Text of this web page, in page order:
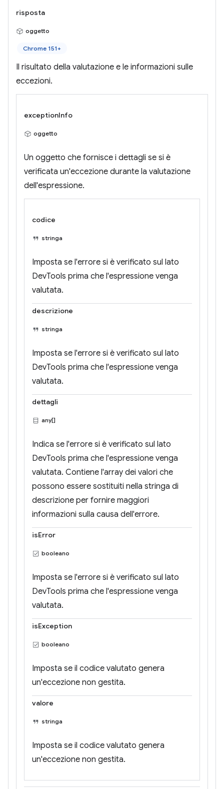
risposta
oggetto
Chrome 151+
Il risultato della valutazione e le informazioni sulle
eccezioni.
exceptionInfo
oggetto
Un oggetto che fornisce i dettagli se si è
verificata un'eccezione durante la valutazione
dell'espressione.
codice
stringa
Imposta se l'errore si è verificato sul lato
DevTools prima che l'espressione venga
valutata.
descrizione
stringa
Imposta se l'errore si è verificato sul lato
DevTools prima che l'espressione venga
valutata.
dettagli
any[]
Indica se l'errore si è verificato sul lato
DevTools prima che l'espressione venga
valutata. Contiene l'array dei valori che
possono essere sostituiti nella stringa di
descrizione per fornire maggiori
informazioni sulla causa dell'errore.
isError
booleano
Imposta se l'errore si è verificato sul lato
DevTools prima che l'espressione venga
valutata.
isException
booleano
Imposta se il codice valutato genera
un'eccezione non gestita.
valore
stringa
Imposta se il codice valutato genera
un'eccezione non gestita.